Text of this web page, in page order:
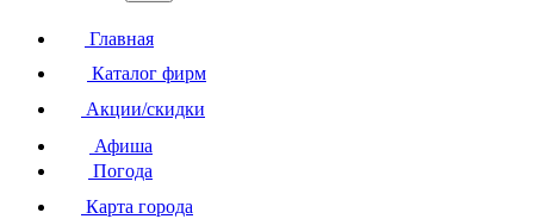
Главная
Каталог фирм
Акции/скидки
Афиша
Погода
Карта города